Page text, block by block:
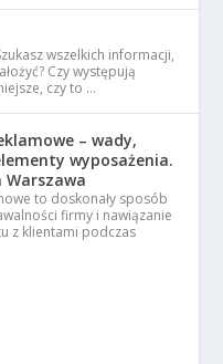
wszelkich informacji,
Czy występują
czy to …
– wady,
wyposażenia.
Warszawa
to doskonały sposób
firmy i nawiązanie
z klientami podczas